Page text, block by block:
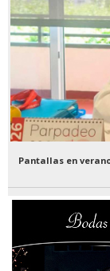
Pantallas en